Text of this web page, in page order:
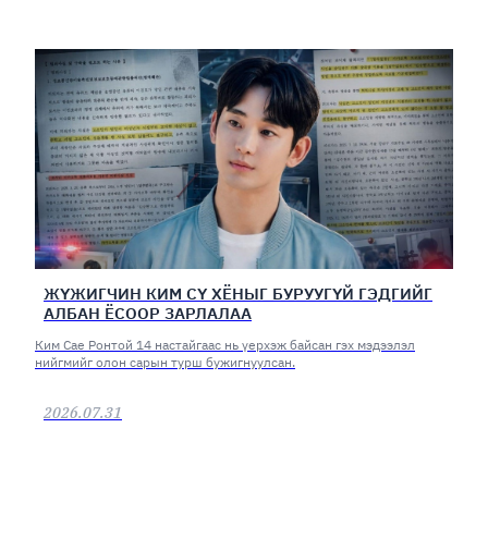
ЖҮЖИГЧИН КИМ СҮ ХЁНЫГ БУРУУГҮЙ ГЭДГИЙГ
АЛБАН ЁСООР ЗАРЛАЛАА
Ким Сае Ронтой 14 настайгаас нь үерхэж байсан гэх мэдээлэл
нийгмийг олон сарын турш бужигнуулсан.
2026.07.31